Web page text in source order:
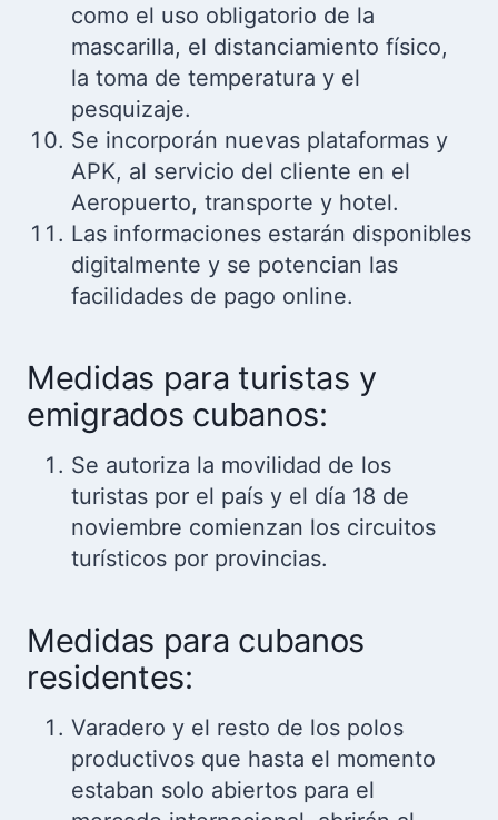
como el uso obligatorio de la
mascarilla, el distanciamiento físico,
la toma de temperatura y el
pesquizaje.
Se incorporán nuevas plataformas y
APK, al servicio del cliente en el
Aeropuerto, transporte y hotel.
Las informaciones estarán disponibles
digitalmente y se potencian las
facilidades de pago online.
Medidas para turistas y
emigrados cubanos:
Se autoriza la movilidad de los
turistas por el país y el día 18 de
noviembre comienzan los circuitos
turísticos por provincias.
Medidas para cubanos
residentes:
Varadero y el resto de los polos
productivos que hasta el momento
estaban solo abiertos para el